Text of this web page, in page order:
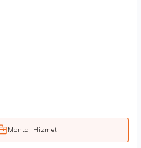
Montaj Hizmeti